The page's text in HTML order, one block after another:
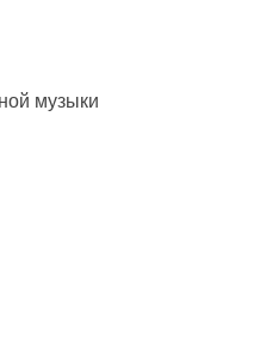
музыки